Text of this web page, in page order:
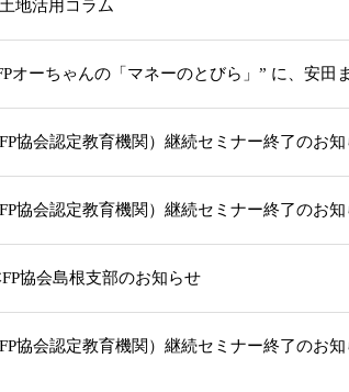
地活用コラム
オーちゃんの「マネーのとびら」” に、安田
協会認定教育機関）継続セミナー終了のお
協会認定教育機関）継続セミナー終了のお
協会島根支部のお知らせ
協会認定教育機関）継続セミナー終了のお